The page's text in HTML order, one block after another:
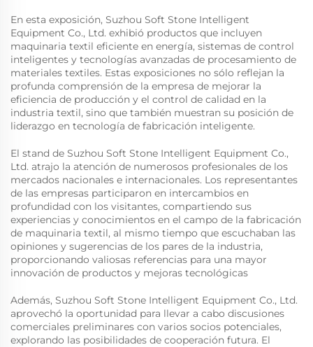
En esta exposición, Suzhou Soft Stone Intelligent
Equipment Co., Ltd. exhibió productos que incluyen
maquinaria textil eficiente en energía, sistemas de control
inteligentes y tecnologías avanzadas de procesamiento de
materiales textiles. Estas exposiciones no sólo reflejan la
profunda comprensión de la empresa de mejorar la
eficiencia de producción y el control de calidad en la
industria textil, sino que también muestran su posición de
liderazgo en tecnología de fabricación inteligente.
El stand de Suzhou Soft Stone Intelligent Equipment Co.,
Ltd. atrajo la atención de numerosos profesionales de los
mercados nacionales e internacionales. Los representantes
de las empresas participaron en intercambios en
profundidad con los visitantes, compartiendo sus
experiencias y conocimientos en el campo de la fabricación
de maquinaria textil, al mismo tiempo que escuchaban las
opiniones y sugerencias de los pares de la industria,
proporcionando valiosas referencias para una mayor
innovación de productos y mejoras tecnológicas
Además, Suzhou Soft Stone Intelligent Equipment Co., Ltd.
aprovechó la oportunidad para llevar a cabo discusiones
comerciales preliminares con varios socios potenciales,
explorando las posibilidades de cooperación futura. El